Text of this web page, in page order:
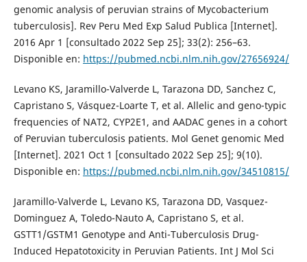
genomic analysis of peruvian strains of Mycobacterium
tuberculosis]. Rev Peru Med Exp Salud Publica [Internet].
2016 Apr 1 [consultado 2022 Sep 25]; 33(2): 256–63.
Disponible en: https://pubmed.ncbi.nlm.nih.gov/27656924/
Levano KS, Jaramillo-Valverde L, Tarazona DD, Sanchez C,
Capristano S, Vásquez-Loarte T, et al. Allelic and geno-typic
frequencies of NAT2, CYP2E1, and AADAC genes in a cohort
of Peruvian tuberculosis patients. Mol Genet genomic Med
[Internet]. 2021 Oct 1 [consultado 2022 Sep 25]; 9(10).
Disponible en: https://pubmed.ncbi.nlm.nih.gov/34510815/
Jaramillo-Valverde L, Levano KS, Tarazona DD, Vasquez-
Dominguez A, Toledo-Nauto A, Capristano S, et al.
GSTT1/GSTM1 Genotype and Anti-Tuberculosis Drug-
Induced Hepatotoxicity in Peruvian Patients. Int J Mol Sci